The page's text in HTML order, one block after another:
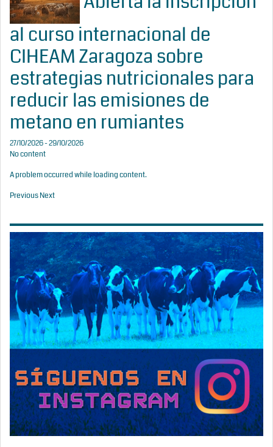
al curso internacional de
CIHEAM Zaragoza sobre
estrategias nutricionales para
reducir las emisiones de
metano en rumiantes
27/10/2026 - 29/10/2026
No content
A problem occurred while loading content.
PreviousNext